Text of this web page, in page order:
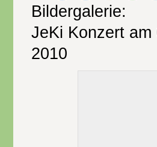
Bildergalerie:
JeKi Konzert am
2010